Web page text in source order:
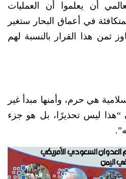
أن يعلموا أن العمليات
في أعماق البحار ستغير
ثمن هذا القرار بالنسبة لهم
هي حرم، وأمنها مبدأ غير
“هذا ليس تحذيرًا، بل هو جزء